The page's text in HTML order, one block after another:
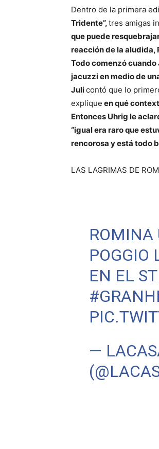
Dentro de la primera
Tridente”,tres amigas
que puede
reacción de la aludida,
Todo comenzó cuando
jacuzzi en medio de
Julicontó que lo
explique en qué
Entonces Uhrig le
“igual era raro que
rencorosa y está todo
LAS LAGRIMAS DE
ROMINA
POGGIO
EN EL
—